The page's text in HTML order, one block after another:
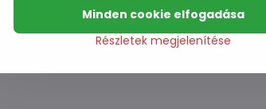
Részletek megjelenítése
Minden cookie elfogadása